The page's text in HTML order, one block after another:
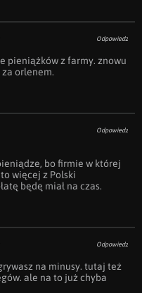
Odpowiedz
pieniążków z farmy. znowu
za orlenem.
Odpowiedz
bo firmie w której
więcej z Polski
będę miał na czas.
Odpowiedz
na minusy. tutaj też
ale na to już chyba